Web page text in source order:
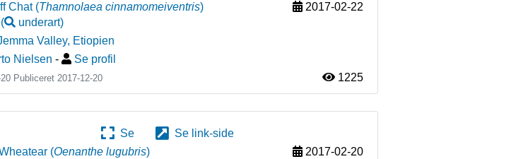
Chat (Thamnolaea cinnamomeiventris)
( underart)
2017-02-22
Valley, Etiopien
Nielsen - Se profil
20 Publiceret2017-12-20 1225
Se
Se link-side
(Oenanthe lugubris)
2017-02-20